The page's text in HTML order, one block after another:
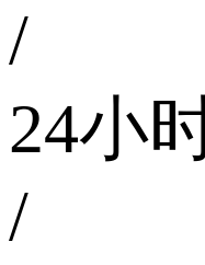
/
24小
/